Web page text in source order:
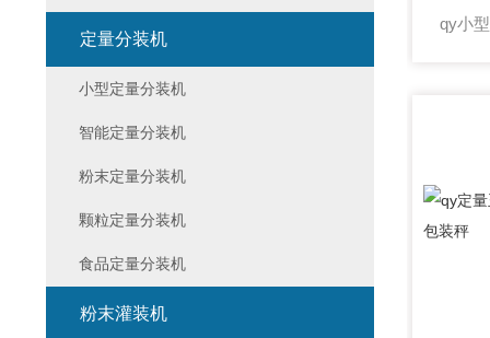
定量分装机
小型定量分装机
智能定量分装机
粉末定量分装机
颗粒定量分装机
食品定量分装机
粉末灌装机